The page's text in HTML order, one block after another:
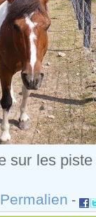
sur les
Permalien -